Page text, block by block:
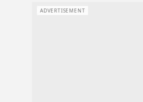
ADVERTISEMENT